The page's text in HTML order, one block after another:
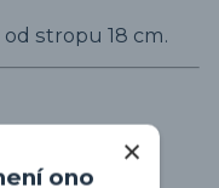
stropu 18 cm.
ono